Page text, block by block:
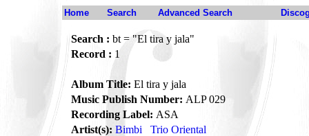
Home Search Advanced Search
Search : bt = "El tira y jala"
Record : 1
Album Title: El tira y jala
Music Publish Number: ALP 029
Recording Label: ASA
Artist(s): Bimbi
Trio Oriental